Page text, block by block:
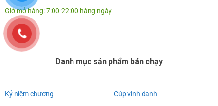
Giờ mở hàng: 7:00-22:00 hàng ngày
Danh mục sản phẩm bán chạy
Kỷ niệm chương Cúp vinh danh